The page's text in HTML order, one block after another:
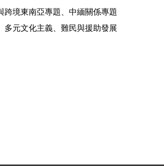
境東南亞專題、中緬關係專題
多元文化主義、難民與援助發展